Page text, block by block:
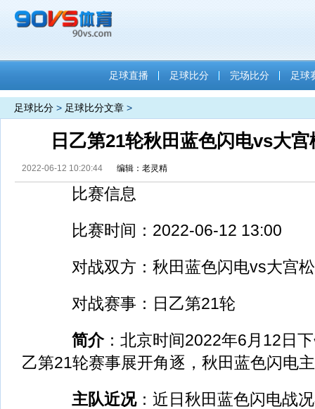
足球直播 足球比分 完场比分 足球
足球比分 > 足球比分文章 >
日乙第21轮秋田蓝色闪电vs大
2022-06-12 10:20:44 编辑：老灵精
比赛信息
比赛时间：2022-06-12 13:00
对战双方：秋田蓝色闪电vs大宫
对战赛事：日乙第21轮
简介：北京时间2022年6月12日
乙第21轮赛事展开角逐，秋田蓝色闪电
主队近况：近日秋田蓝色闪电战